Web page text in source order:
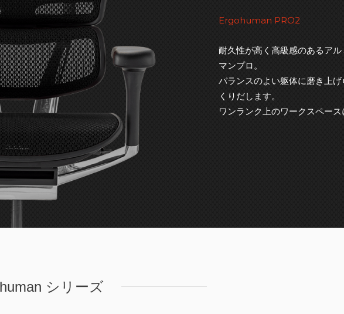
Ergohuman PRO2
耐久性が高く高級感のあるア
マンプロ。
バランスのよい躯体に磨き上
くりだします。
ワンランク上のワークスペース
シリーズ